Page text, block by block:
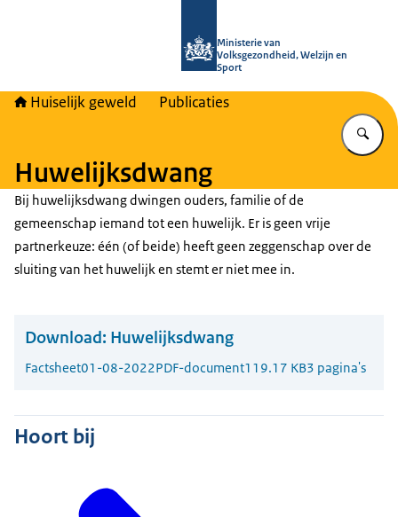
Ministerie van
Volksgezondheid, Welzijn en
Sport
Huiselijk geweld Publicaties
Huwelijksdwang
Bij huwelijksdwang dwingen ouders, familie of de
gemeenschap iemand tot een huwelijk. Er is geen vrije
partnerkeuze: één (of beide) heeft geen zeggenschap over de
sluiting van het huwelijk en stemt er niet mee in.
Download: Huwelijksdwang
Factsheet01-08-2022PDF-document119.17 KB3 pagina's
Hoort bij